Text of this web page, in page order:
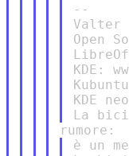
--
Valter
Open
KDE:
KDE
è un